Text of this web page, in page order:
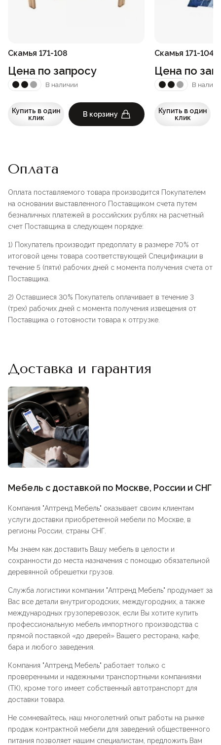
Скамья 171-108
Цена по запросу
В наличии
Купить в один
клик
В корзину
Скамья 171-104
Цена по
В
Купить в один
клик
Оплата
Оплата поставляемого товара производится Покупателем
на основании выставленного Поставщиком счета путем
безналичных платежей в российских рублях на расчетный
счет Поставщика в следующем порядке:
1) Покупатель производит предоплату в размере 70% от
итоговой цены товара соответствующей Спецификации в
течение 5 (пяти) рабочих дней с момента получения счета от
Поставщика.
2) Оставшиеся 30% Покупатель оплачивает в течение 3
(трех) рабочих дней с момента получения извещения от
Поставщика о готовности товара к отгрузке.
Доставка и гарантия
Мебель с доставкой по Москве, России и СНГ
Компания "Аптренд Мебель" оказывает своим клиентам
услуги доставки приобретенной мебели по Москве, в
регионы России, страны СНГ.
Мы знаем как доставить Вашу мебель в целости и
сохранности до места назначения с помощью обязательной
деревянной обрешетки грузов.
Служба логистики компании "Аптренд Мебель" продумает за
Вас все детали внутригородских, междугородних, а также
международных грузоперевозок, если Вы хотите купить
профессиональную мебель импортного производства с
прямой поставкой «до дверей» Вашего ресторана, кафе,
бара и любого заведения.
Компания "Аптренд Мебель" работает только с
проверенными и надежными транспортными компаниями
(ТК), кроме того имеет собственный автотранспорт для
доставки товара.
Не сомневайтесь, наш многолетний опыт работы на рынке
продаж контрактной мебели для заведений общественного
питания позволяет нашим специалистам, предложить Вам